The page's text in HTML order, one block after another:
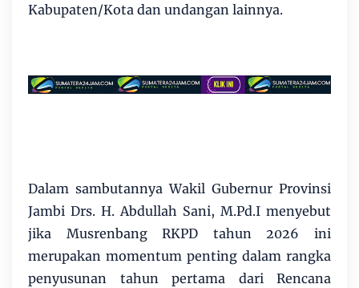
Kabupaten/Kota dan undangan lainnya.
Dalam sambutannya Wakil Gubernur Provinsi
Jambi Drs. H. Abdullah Sani, M.Pd.I menyebut
jika Musrenbang RKPD tahun 2026 ini
merupakan momentum penting dalam rangka
penyusunan tahun pertama dari Rencana